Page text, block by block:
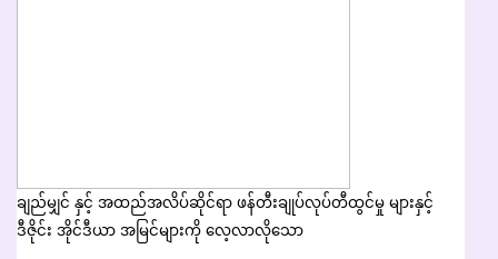
ချည်မျှင် နှင့် အထည်အလိပ်ဆိုင်ရာ ဖန်တီးချုပ်လုပ်တီထွင်မှု များနှင့်
ဒီဇိုင်း အိုင်ဒီယာ အမြင်များကို လေ့လာလိုသေ